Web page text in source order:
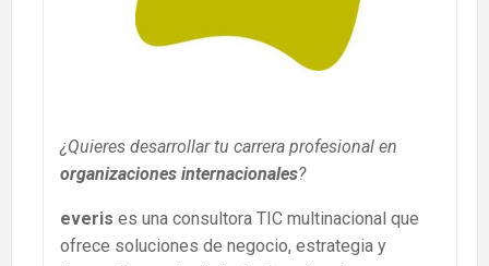
¿Quieres desarrollar tu carrera profesional en
organizaciones internacionales?
everis es una consultora TIC multinacional que
ofrece soluciones de negocio, estrategia y